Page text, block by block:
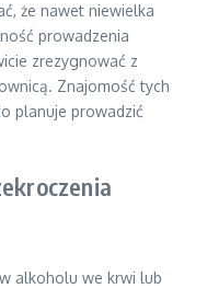
że nawet niewielka
prowadzenia
zrezygnować z
Znajomość tych
planuje prowadzić
alkoholu we krwi lub